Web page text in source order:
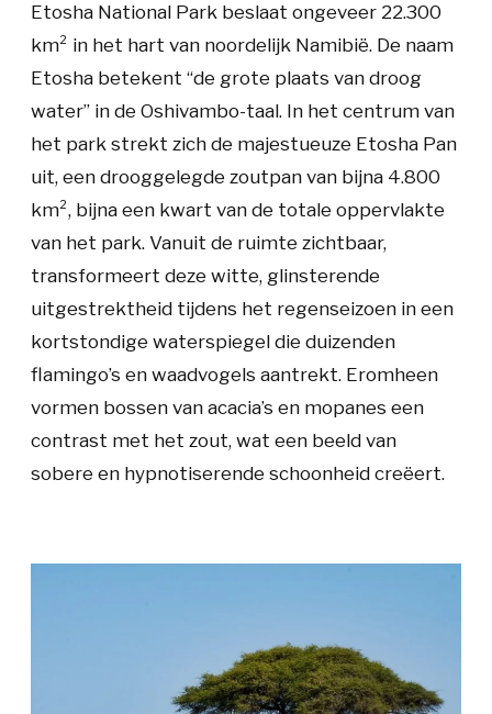
Etosha National Park beslaat ongeveer 22.300
km² in het hart van noordelijk Namibië. De naam
Etosha betekent “de grote plaats van droog
water” in de Oshivambo-taal. In het centrum van
het park strekt zich de majestueuze Etosha Pan
uit, een drooggelegde zoutpan van bijna 4.800
km², bijna een kwart van de totale oppervlakte
van het park. Vanuit de ruimte zichtbaar,
transformeert deze witte, glinsterende
uitgestrektheid tijdens het regenseizoen in een
kortstondige waterspiegel die duizenden
flamingo’s en waadvogels aantrekt. Eromheen
vormen bossen van acacia’s en mopanes een
contrast met het zout, wat een beeld van
sobere en hypnotiserende schoonheid creëert.